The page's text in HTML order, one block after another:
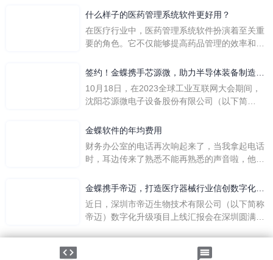
么呢？
什么样子的医药管理系统软件更好用？
在医疗行业中，医药管理系统软件扮演着至关重
要的角色。它不仅能够提高药品管理的效率和准
一个好用的医药管理系统软件应具备以下特点。
地进行操作。 复杂的
签约！金蝶携手芯源微，助力半导体装备制造领
先企业迈向世界
10月18日，在2023全球工业互联网大会期间，
沈阳芯源微电子设备股份有限公司（以下简
下简称“金蝶”）在辽宁沈阳签署战略合作协议。
营管控平台，从而实现公司产研一体化、业财一
体化，提升公司整体业务水平。
金蝶软件的年均费用
财务办公室的电话再次响起来了，当我拿起电话
时，耳边传来了熟悉不能再熟悉的声音啦，他就
软件过程中遇到任何问题，我都可以获得金蝶服
一年的使用时间已经到了。我们公司用的是金蝶
KIS系列的标准版，一年的服务费是1000元/年。
刚看到这个1000元这个数字的时候，你是不是也
觉得有点高了，但是在一年的使用的过程中还有
金蝶携手帝迈，打造医疗器械行业信创数字化标
杆
近日，深圳市帝迈生物技术有限公司（以下简称
帝迈）数字化升级项目上线汇报会在深圳圆满召
©2026金蝶软件（中国）有限公司
粤ICP备05041751号